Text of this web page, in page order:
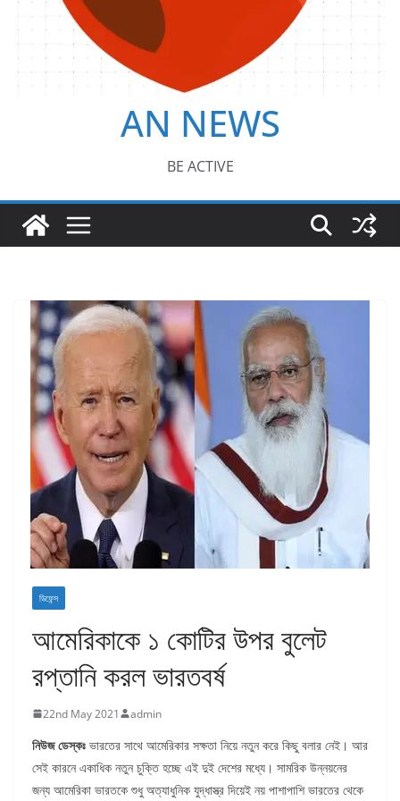
AN NEWS
BE ACTIVE
ডিফেন্স
আমেরিকাকে ১ কোটির উপর বুলেট
রপ্তানি করল ভারতবর্ষ
22nd May 2021 admin
নিউজ ডেস্কঃ ভারতের সাথে আমেরিকার সক্ষতা নিয়ে নতুন করে কিছু বলার নেই। আর
সেই কারনে একাধিক নতুন চুক্তি হচ্ছে এই দুই দেশের মধ্যে। সামরিক উন্নয়নের
জন্য আমেরিকা ভারতকে শুধু অত্যাধুনিক যুদ্ধাস্ত্র দিয়েই নয় পাশাপাশি ভারতের থেকে